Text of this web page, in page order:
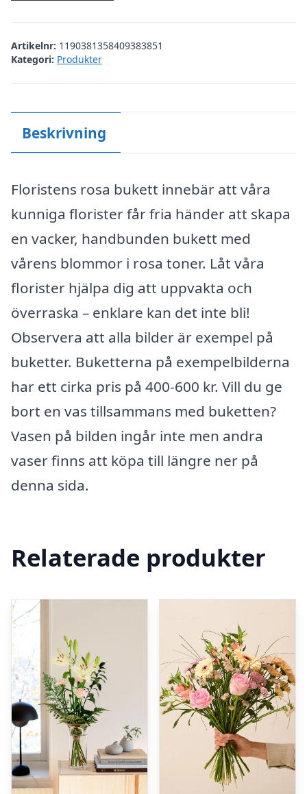
Artikelnr: 1190381358409383851
Kategori: Produkter
Beskrivning
Floristens rosa bukett innebär att våra
kunniga florister får fria händer att skapa
en vacker, handbunden bukett med
vårens blommor i rosa toner. Låt våra
florister hjälpa dig att uppvakta och
överraska – enklare kan det inte bli!
Observera att alla bilder är exempel på
buketter. Buketterna på exempelbilderna
har ett cirka pris på 400-600 kr. Vill du ge
bort en vas tillsammans med buketten?
Vasen på bilden ingår inte men andra
vaser finns att köpa till längre ner på
denna sida.
Relaterade produkter